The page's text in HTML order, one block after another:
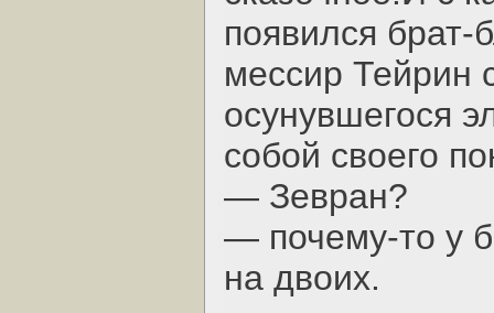
появился брат-
мессир Тейрин
осунувшегося
собой своего
— Зевран?
— почему-то у
на двоих.